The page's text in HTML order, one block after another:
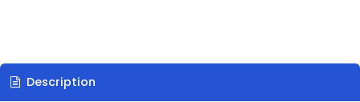
Description